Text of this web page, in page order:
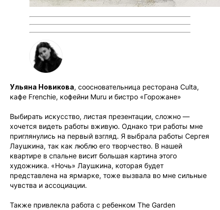
Ульяна Новикова, соосновательница ресторана Culta,
кафе Frenchie, кофейни Muru и бистро «Горожане»
Выбирать искусство, листая презентации, сложно —
хочется видеть работы вживую. Однако три работы мне
приглянулись на первый взгляд. Я выбрала работы Сергея
Лаушкина, так как люблю его творчество. В нашей
квартире в спальне висит большая картина этого
художника. «Ночь» Лаушкина, которая будет
представлена на ярмарке, тоже вызвала во мне сильные
чувства и ассоциации.
Также привлекла работа с ребенком The Garden